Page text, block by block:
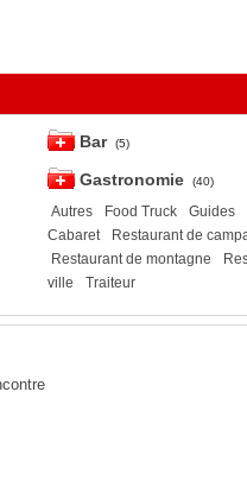
Bar (5)
Gastronomie (40)
Autres Food Truck Guides
Cabaret
Restaurant de
Restaurant de montagne
ville
Traiteur